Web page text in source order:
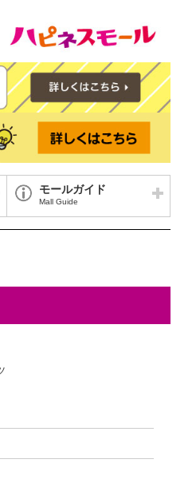
モールガイド
Mall Guide